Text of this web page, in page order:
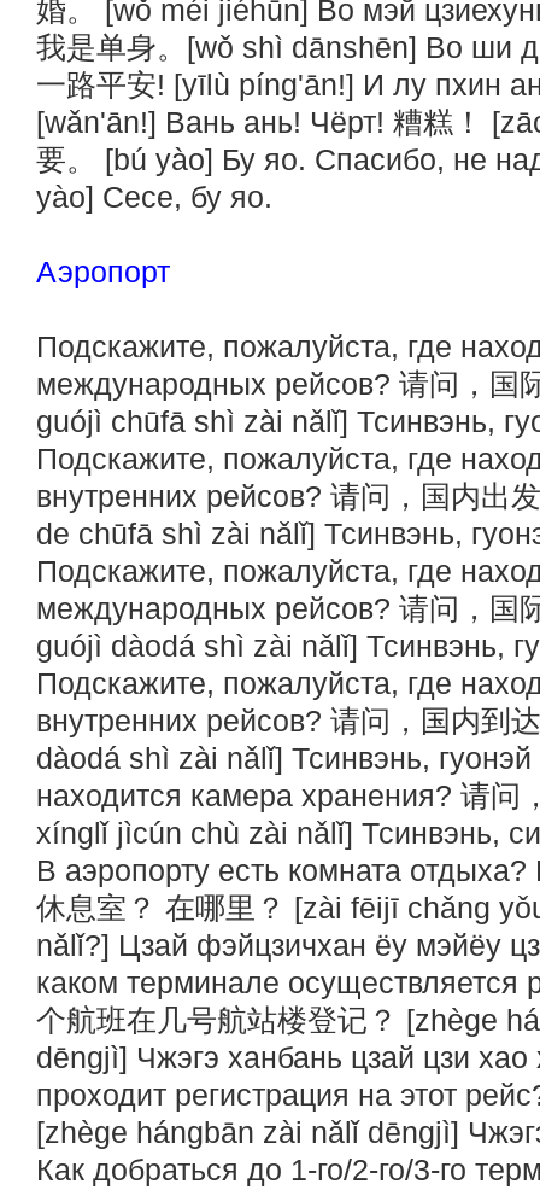
婚。 [wǒ méi jiéhūn] Во мэй
我是单身。[wǒ shì dānshēn] Во ши
一路平安! [yīlù píng'ān!] И лу пхин
[wǎn'ān!] Вань ань! Чёрт! 糟糕！
要。 [bú yào] Бу яо. Спасибо, не
yào] Сесе, бу яо.
Аэропорт
Подскажите, пожалуйста, где
международных рейсов? 请问，国
guójì chūfā shì zài nǎlǐ] Тсинвэнь,
Подскажите, пожалуйста, где
внутренних рейсов? 请问，国内出
de chūfā shì zài nǎlǐ] Тсинвэнь,
Подскажите, пожалуйста, где
международных рейсов? 请问，国
guójì dàodá shì zài nǎlǐ] Тсинвэнь,
Подскажите, пожалуйста, где
внутренних рейсов? 请问，国内到
dàodá shì zài nǎlǐ] Тсинвэнь,
находится камера хранения? 请问
xínglǐ jìcún chù zài nǎlǐ] Тсинвэнь,
В аэропорту есть комната
休息室？ 在哪里？ [zài fēijī chǎng
nǎlǐ?] Цзай фэйцзичхан ёу мэйёу
каком терминале осуществляется
个航班在几号航站楼登记？ [zhège
dēngjì] Чжэгэ ханбань цзай цзи
проходит регистрация на этот
[zhège hángbān zài nǎlǐ dēngjì]
Как добраться до 1-го/2-го/3-го